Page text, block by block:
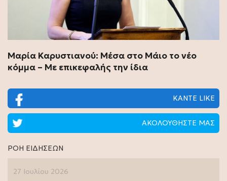
Μαρία Καρυστιανού: Μέσα στο Μάιο το νέο
κόμμα – Με επικεφαλής την ίδια
ΚΑΝΤΕ LIKE
ΑΚΟΛΟΥΘΗΣΤΕ ΜΑΣ
ΡΟΗ ΕΙΔΗΣΕΩΝ
27 Ιουλίου 2026